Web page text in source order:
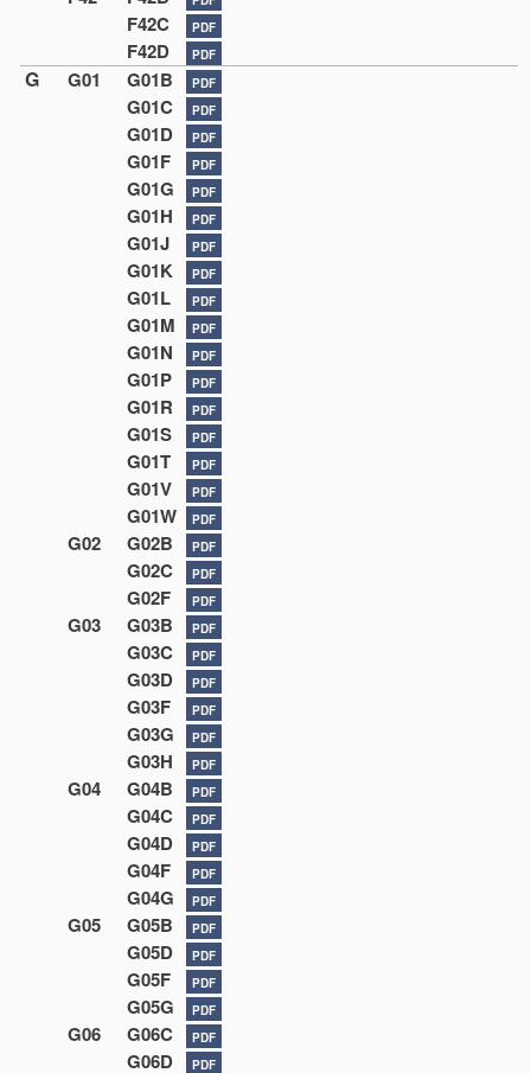
F42C PDF
F42D PDF
G G01 G01B PDF
G01C PDF
G01D PDF
G01F PDF
G01G PDF
G01H PDF
G01J PDF
G01K PDF
G01L PDF
G01M PDF
G01N PDF
G01P PDF
G01R PDF
G01S PDF
G01T PDF
G01V PDF
G01W PDF
G02 G02B PDF
G02C PDF
G02F PDF
G03 G03B PDF
G03C PDF
G03D PDF
G03F PDF
G03G PDF
G03H PDF
G04 G04B PDF
G04C PDF
G04D PDF
G04F PDF
G04G PDF
G05 G05B PDF
G05D PDF
G05F PDF
G05G PDF
G06 G06C PDF
G06D PDF